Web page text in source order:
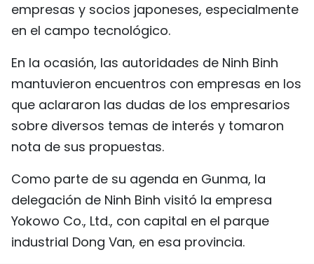
empresas y socios japoneses, especialmente
en el campo tecnológico.
En la ocasión, las autoridades de Ninh Binh
mantuvieron encuentros con empresas en los
que aclararon las dudas de los empresarios
sobre diversos temas de interés y tomaron
nota de sus propuestas.
Como parte de su agenda en Gunma, la
delegación de Ninh Binh visitó la empresa
Yokowo Co., Ltd., con capital en el parque
industrial Dong Van, en esa provincia.